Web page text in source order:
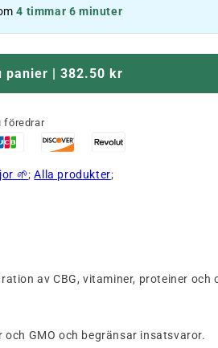
4 timmar 6 minuter
panier | 382.50 kr
föredrar
🌱;Alla produkter;
av CBG, vitaminer, proteiner och
GMO och begränsar insatsvaror.